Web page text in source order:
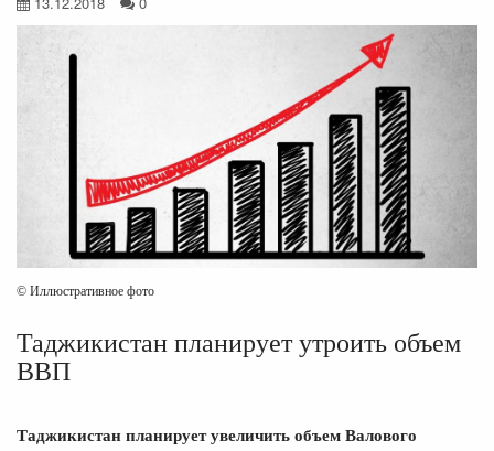
© Иллюстративное фото
Таджикистан планирует утроить объем
ВВП
Таджикистан планирует увеличить объем Валового